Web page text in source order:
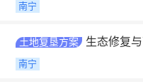
南宁
土地复垦方案 生态修复
南宁